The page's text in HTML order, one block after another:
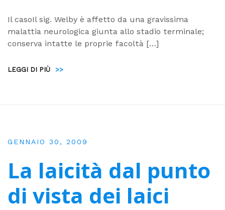
Il casoIl sig. Welby è affetto da una gravissima
malattia neurologica giunta allo stadio terminale;
conserva intatte le proprie facoltà […]
LEGGI DI PIÙ >>
GENNAIO 30, 2009
La laicità dal punto
di vista dei laici